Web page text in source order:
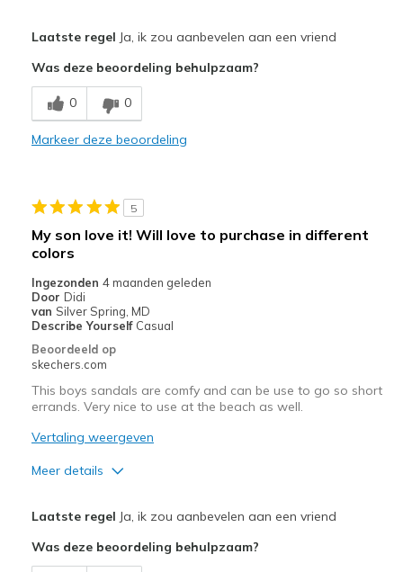
Comfortable
Stylish
Sizing
Feels true to size
Laatste regel Ja, ik zou aanbevelen aan een vriend
Was deze beoordeling behulpzaam?
0 0
Markeer deze beoordeling
5
My son love it! Will love to purchase in different
colors
Ingezonden 4 maanden geleden
Door Didi
van Silver Spring, MD
Describe Yourself Casual
Beoordeeld op
skechers.com
This boys sandals are comfy and can be use to go so short
errands. Very nice to use at the beach as well.
Vertaling weergeven
Meer details
Comfortable
Laatste regel Ja, ik zou aanbevelen aan een vriend
Was deze beoordeling behulpzaam?